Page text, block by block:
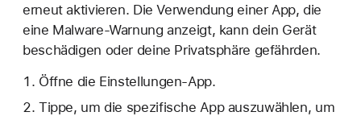
erneut aktivieren. Die Verwendung einer App, die
eine Malware-Warnung anzeigt, kann dein Gerät
beschädigen oder deine Privatsphäre gefährden.
Öffne die Einstellungen-App.
Tippe, um die spezifische App auszuwählen, um